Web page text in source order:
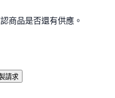
商品是否還有供應。
請求